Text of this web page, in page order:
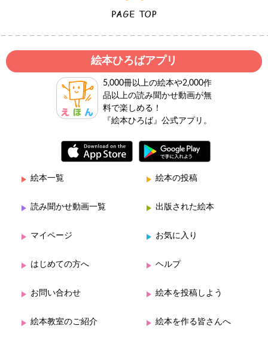
絵本ひろばアプリ
5,000冊以上の絵本や2,000作
品以上の読み聞かせ動画が無
料で楽しめる！
『絵本ひろば』公式アプリ。
絵本一覧 絵本の投稿
読み聞かせ動画一覧 出版された絵本
マイページ お気に入り
はじめての方へ ヘルプ
お問い合わせ 絵本を投稿しよう
絵本教室のご紹介 絵本を作る皆さんへ